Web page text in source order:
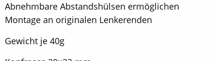
Abnehmbare Abstandshülsen ermöglichen
Montage an originalen Lenkerenden
Gewicht je 40g